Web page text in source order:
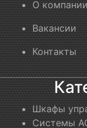
О
Вакансии
Контакты
Шкафы
Системы